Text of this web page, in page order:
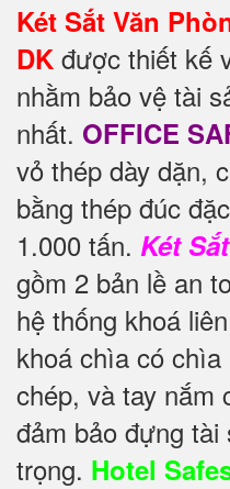
Két Sắt Văn
DK được thiết kế
nhằm bảo vệ tài
nhất. OFFICE
vỏ thép dày dặn,
bằng thép đúc
1.000 tấn. Két
gồm 2 bản lề an
hệ thống khoá
khoá chìa có
chép, và tay nắm
đảm bảo đựng tài
trọng. Hotel